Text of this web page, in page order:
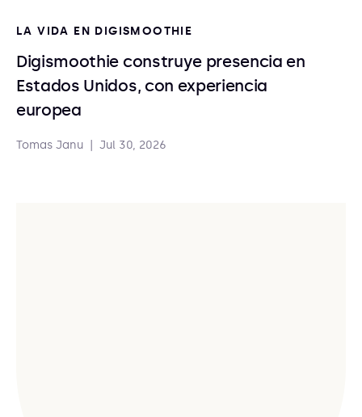
LA VIDA EN DIGISMOOTHIE
Digismoothie construye presencia en
Estados Unidos, con experiencia
europea
Tomas Janu Jul 30, 2026